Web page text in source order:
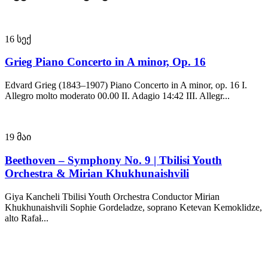
16 სექ
Grieg Piano Concerto in A minor, Op. 16
Edvard Grieg (1843–1907) Piano Concerto in A minor, op. 16 I.
Allegro molto moderato 00.00 II. Adagio 14:42 III. Allegr...
19 მაი
Beethoven – Symphony No. 9 | Tbilisi Youth
Orchestra & Mirian Khukhunaishvili
Giya Kancheli Tbilisi Youth Orchestra Conductor Mirian
Khukhunaishvili Sophie Gordeladze, soprano Ketevan Kemoklidze,
alto Rafał...